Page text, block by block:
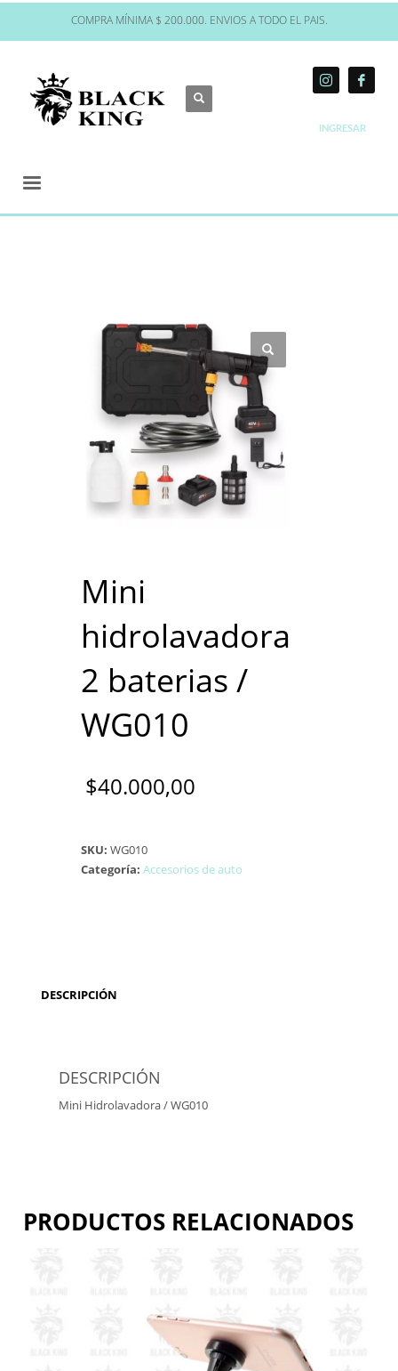
COMPRA MÍNIMA $ 200.000. ENVIOS A TODO EL PAIS.
INGRESAR
Mini
hidrolavadora
2 baterias /
WG010
$40.000,00
SKU:WG010
Categoría:Accesorios de auto
DESCRIPCIÓN
DESCRIPCIÓN
Mini Hidrolavadora / WG010
PRODUCTOS RELACIONADOS